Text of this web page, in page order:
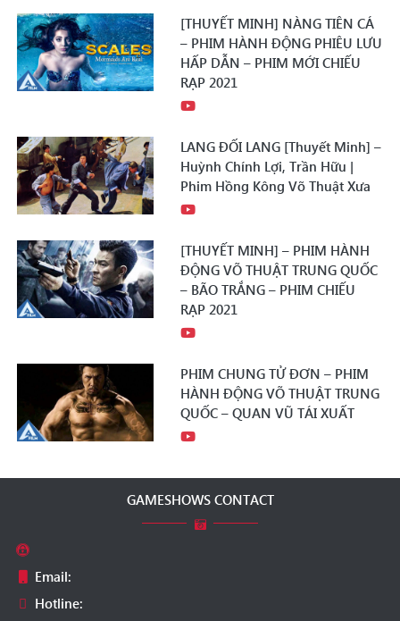
[THUYẾT MINH] NÀNG TIÊN CÁ
– PHIM HÀNH ĐỘNG PHIÊU LƯU
HẤP DẪN – PHIM MỚI CHIẾU
RẠP 2021
LANG ĐỐI LANG [Thuyết Minh] –
Huỳnh Chính Lợi, Trần Hữu |
Phim Hồng Kông Võ Thuật Xưa
[THUYẾT MINH] – PHIM HÀNH
ĐỘNG VÕ THUẬT TRUNG QUỐC
– BÃO TRẮNG – PHIM CHIẾU
RẠP 2021
PHIM CHUNG TỬ ĐƠN – PHIM
HÀNH ĐỘNG VÕ THUẬT TRUNG
QUỐC – QUAN VŨ TÁI XUẤT
GAMESHOWS CONTACT
Email:
Hotline: